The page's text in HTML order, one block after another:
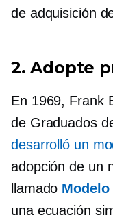
de adquisición
2. Adopte
En 1969, Frank
de Graduados
desarrolló un
adopción de un
llamado
una ecuación